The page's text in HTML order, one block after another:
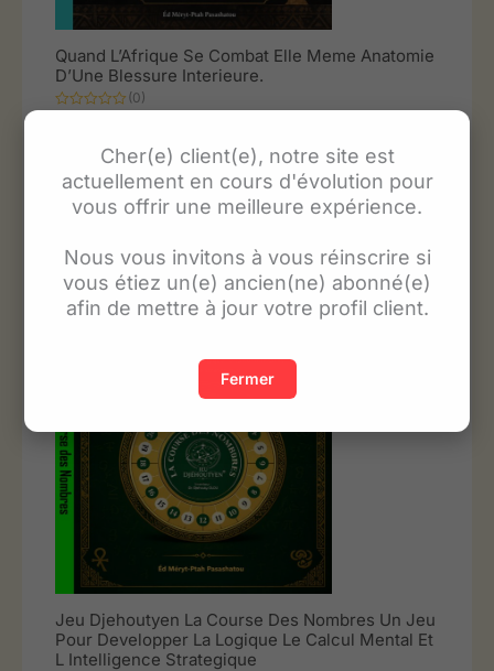
Cher(e) client(e), notre site est
actuellement en cours d'évolution pour
vous offrir une meilleure expérience.
Nous vous invitons à vous réinscrire si
vous étiez un(e) ancien(ne) abonné(e)
afin de mettre à jour votre profil client.
Fermer
Quand L’Afrique Se Combat Elle Meme Anatomie
D’Une Blessure Interieure.
(0)
Ajouter au panier
Jeu Djehoutyen La Course Des Nombres Un Jeu
Pour Developper La Logique Le Calcul Mental Et
L Intelligence Strategique